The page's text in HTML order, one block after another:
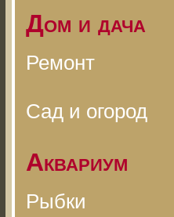
Дом и дача
Ремонт
Сад и огород
Аквариум
Рыбки